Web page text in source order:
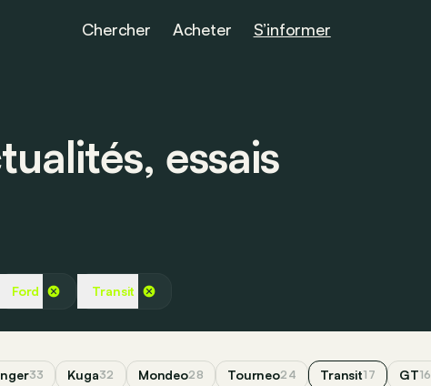
Chercher Acheter S’informer
essais
Ford Transit
33 Kuga32 Mondeo28 Tourneo24 Transit17 GT16